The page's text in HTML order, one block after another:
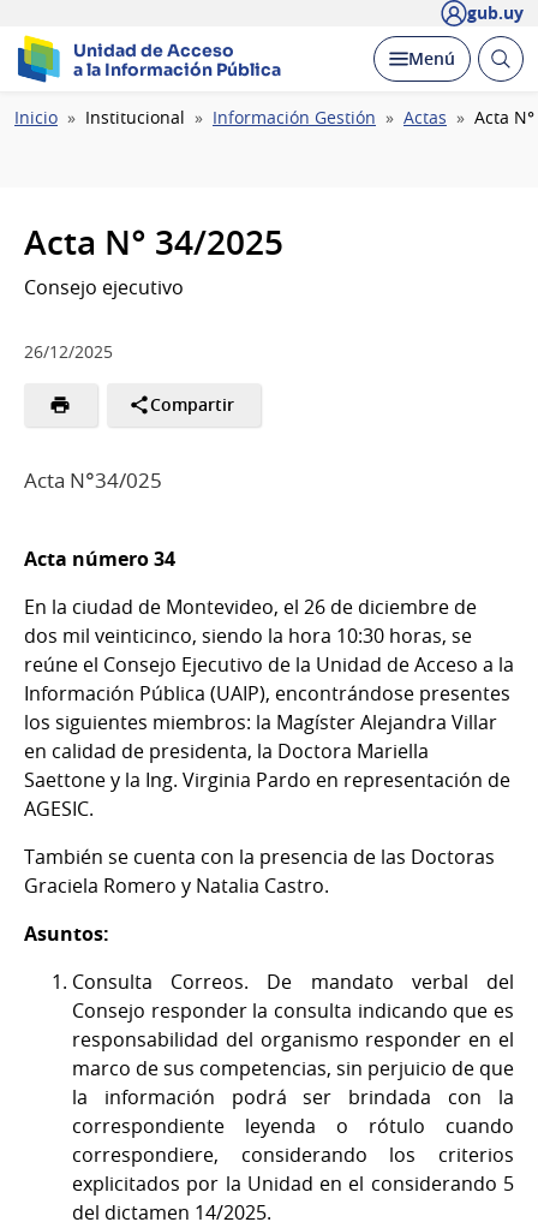
gub.uy
Unidad de Acceso
a la Información Pública
Desplegar
Menú Abrir
Ruta
Inicio Institucional Información Gestión Actas Acta
Acta N° 34/2025
Consejo ejecutivo
26/12/2025
Compartir
Acta N°34/025
Acta número 34
En la ciudad de Montevideo, el 26 de diciembre de
dos mil veinticinco, siendo la hora 10:30 horas, se
reúne el Consejo Ejecutivo de la Unidad de Acceso a la
Información Pública (UAIP), encontrándose presentes
los siguientes miembros: la Magíster Alejandra Villar
en calidad de presidenta, la Doctora Mariella
Saettone y la Ing. Virginia Pardo en representación de
AGESIC.
También se cuenta con la presencia de las Doctoras
Graciela Romero y Natalia Castro.
Asuntos:
Consulta Correos. De mandato verbal del
Consejo responder la consulta indicando que es
responsabilidad del organismo responder en el
marco de sus competencias, sin perjuicio de que
la información podrá ser brindada con la
correspondiente leyenda o rótulo cuando
correspondiere, considerando los criterios
explicitados por la Unidad en el considerando 5
del dictamen 14/2025.